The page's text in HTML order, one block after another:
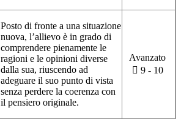
Posto di fronte a una situazione
nuova, l’allievo è in grado di
comprendere pienamente le
ragioni e le opinioni diverse
dalla sua, riuscendo ad
adeguare il suo punto di vista
senza perdere la coerenza con
il pensiero originale.
Avanzato
 9 - 10